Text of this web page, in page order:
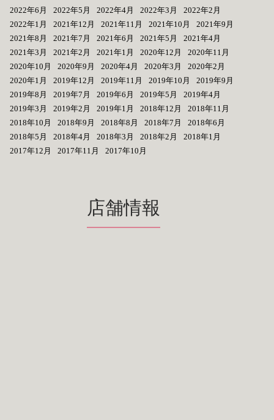
2022年6月
2022年5月 2022年4月 2022年3月
2022年2月
2022年1月
2021年12月 2021年11月 2021年10月
2021年9月
2021年8月
2021年7月 2021年6月 2021年5月
2021年4月
2021年3月
2021年2月 2021年1月 2020年12月
2020年11月
2020年10月
2020年9月 2020年4月 2020年3月
2020年2月
2020年1月
2019年12月 2019年11月 2019年10月
2019年9月
2019年8月
2019年7月 2019年6月 2019年5月
2019年4月
2019年3月
2019年2月 2019年1月 2018年12月
2018年11月
2018年10月
2018年9月 2018年8月 2018年7月
2018年6月
2018年5月
2018年4月 2018年3月 2018年2月
2018年1月
2017年12月
2017年11月 2017年10月
店舗情報